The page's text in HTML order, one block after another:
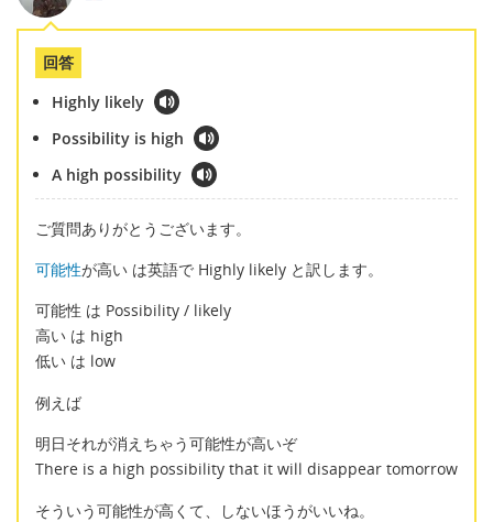
回答
Highly likely
Possibility is high
A high possibility
ご質問ありがとうございます。
可能性が高い は英語で Highly likely と訳します。
可能性 は Possibility / likely
高い は high
低い は low
例えば
明日それが消えちゃう可能性が高いぞ
There is a high possibility that it will disappear tomorrow
そういう可能性が高くて、しないほうがいいね。